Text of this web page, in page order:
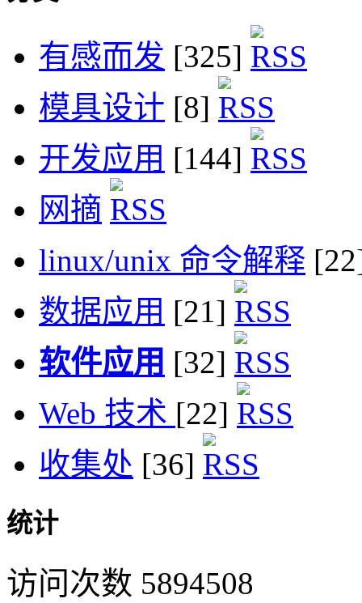
有感而发 [325]
模具设计 [8]
开发应用 [144]
网摘
linux/unix 命令解释
数据应用 [21]
软件应用 [32]
Web 技术 [22]
收集处 [36]
统计
访问次数 5894508